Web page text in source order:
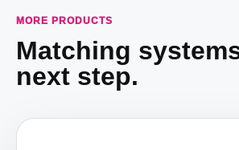
MORE PRODUCTS
Matching
next step.